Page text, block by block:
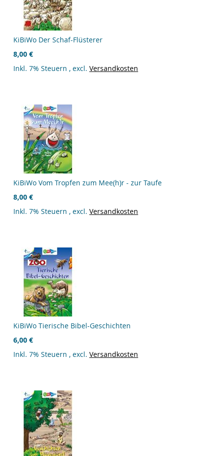
KiBiWo Der Schaf-Flüsterer
8,00 €
Inkl. 7% Steuern , excl. Versandkosten
KiBiWo Vom Tropfen zum Mee(h)r - zur Taufe
8,00 €
Inkl. 7% Steuern , excl. Versandkosten
KiBiWo Tierische Bibel-Geschichten
6,00 €
Inkl. 7% Steuern , excl. Versandkosten